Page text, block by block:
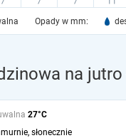
Opady w mm:
na jutro
27°C
słonecznie